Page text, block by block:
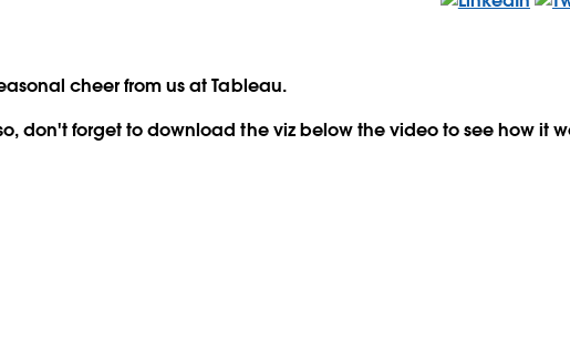
cheer from us at Tableau.
don't forget to download the viz below the video to see how it